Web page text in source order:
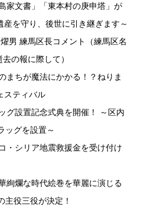
家文書」「東本村の庚申塔」が
を守り、後世に引き継ぎます～
男 練馬区長コメント（練馬区名
の報に際して）
まちが魔法にかかる！？ねりま
スティバル
グ設置記念式典を開催！ ～区内
ッグを設置～
・シリア地震救援金を受け付け
絢爛な時代絵巻を華麗に演じる
主役三役が決定！